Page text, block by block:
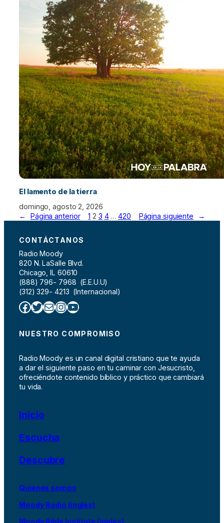
El lamento de la tierra
domingo, agosto 2, 2026
←
Página anterior 1 2 3 4 … 420 Página siguiente →
CONTÁCTANOS
Radio Moody
820 N. LaSalle Blvd.
Chicago, IL 60610
(888) 796- 7968 (E.E.U.U)
(312) 329- 4213 (Internacional)
Facebook Twitter Correo electrónico InstagramYouTube
NUESTRO COMPROMISO
Radio Moody es un canal digital cristiano que te ayuda
a dar el siguiente paso en tu caminar con Jesucristo,
ofreciéndote contenido bíblico y práctico que cambiará
tu vida.
Inicio
Escucha
Descubre
Quiénes somos
Moody Radio (inglés)
Moody Bible Institute (inglés)